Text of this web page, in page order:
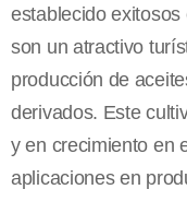
establecido
son un atractivo
producción de
derivados. Este
y en crecimiento en
aplicaciones en